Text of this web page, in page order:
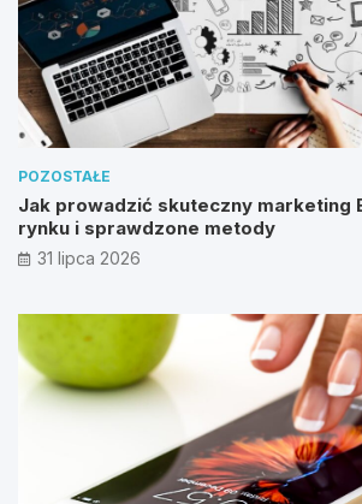
POZOSTAŁE
Jak prowadzić skuteczny marketing
rynku i sprawdzone metody
31 lipca 2026